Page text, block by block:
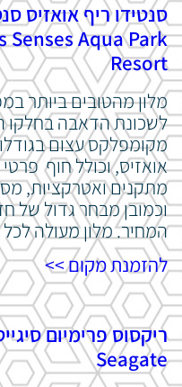
סנטידו ריף אואזיס
Senses Aqua Park
Resort
מלון מהטובים ביותר
לשכונת הדאבה בחלקו
מקומפלקס עצום
אואזיס, וכולל חוף
מתקנים ואטרקציות,
וכמובן מבחר גדול של
המחיר. מלון מעולה
להזמנת מקום >>
Seagate